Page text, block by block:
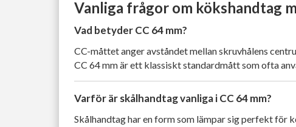
Vanliga frågor om kökshandtag
Vad betyder CC 64 mm?
CC-måttet anger avståndet mellan skruvhålens
CC 64 mm är ett klassiskt standardmått som ofta
Varför är skålhandtag vanliga i CC 64 mm?
Skålhandtag har en form som lämpar sig perfekt för